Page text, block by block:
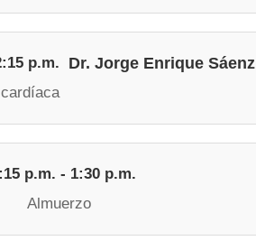
p.m.
Dr. Jorge Enrique Sáenz
p.m. - 1:30 p.m.
Almuerzo